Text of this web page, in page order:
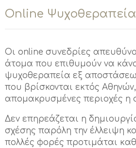
Online Ψυχοθεραπεία
Οι online συνεδρίες
άτομα που επιθυμούν να
ψυχοθεραπεία εξ
που βρίσκονται εκτός
απομακρυσμένες περιοχές η
Δεν επηρεάζεται η
σχέσης παρόλη την έλλειψη
πολλές φορές προτιμάται